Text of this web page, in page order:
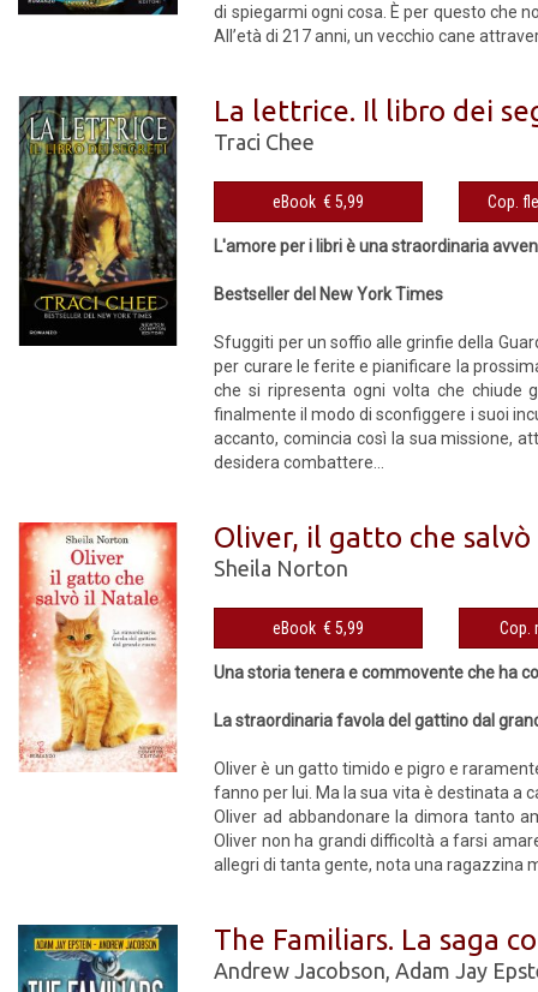
di spiegarmi ogni cosa. È per questo che
All’età di 217 anni, un vecchio cane
La lettrice. Il libro dei
Traci Chee
eBook € 5,99
L'amore per i libri è una straordinaria
Bestseller del New York Times
Sfuggiti per un soffio alle grinfie della
per curare le ferite e pianificare la
che si ripresenta ogni volta che chiude
finalmente il modo di sconfiggere i suoi
accanto, comincia così la sua missione,
desidera combattere...
Oliver, il gatto che
Sheila Norton
eBook € 5,99
Una storia tenera e commovente che ha
La straordinaria favola del gattino dal
Oliver è un gatto timido e pigro e
fanno per lui. Ma la sua vita è destinata a
Oliver ad abbandonare la dimora tanto
Oliver non ha grandi difficoltà a farsi
allegri di tanta gente, nota una ragazzina
The Familiars. La saga
Andrew Jacobson,Adam Jay